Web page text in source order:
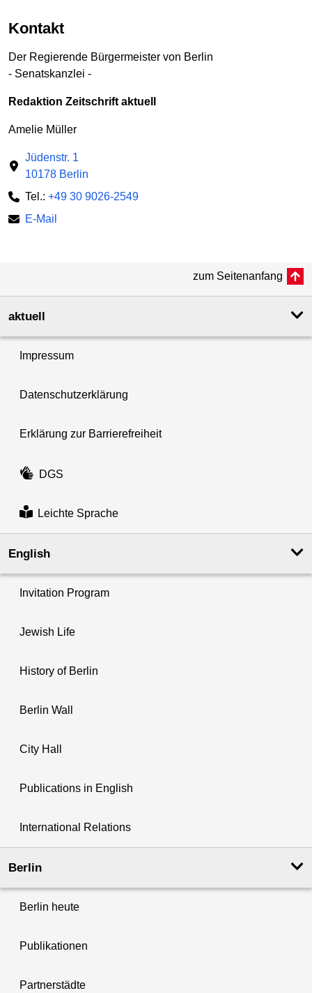
Kontakt
Der Regierende Bürgermeister von Berlin
- Senatskanzlei -
Redaktion Zeitschrift aktuell
Amelie Müller
Jüdenstr. 1
10178 Berlin
Tel.: +49 30 9026-2549
E-Mail
zum Seitenanfang
aktuell
Impressum
Datenschutzerklärung
Erklärung zur Barrierefreiheit
DGS
Leichte Sprache
English
Invitation Program
Jewish Life
History of Berlin
Berlin Wall
City Hall
Publications in English
International Relations
Berlin
Berlin heute
Publikationen
Partnerstädte